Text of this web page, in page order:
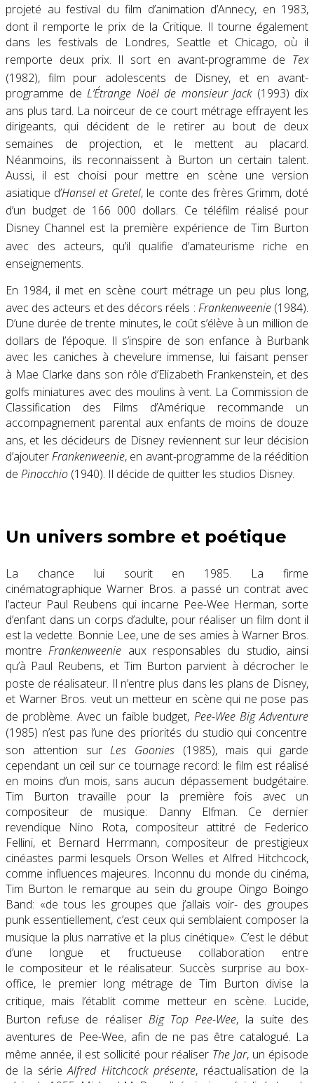
projeté au festival du film d’animation d’Annecy, en 1983,
dont il remporte le prix de la Critique. Il tourne également
dans les festivals de Londres, Seattle et Chicago, où il
remporte deux prix. Il sort en avant-programme de Tex
(1982), film pour adolescents de Disney, et en avant-
programme de L’Étrange Noël de monsieur Jack(1993) dix
ans plus tard. La noirceur de ce court métrage effrayent les
dirigeants, qui décident de le retirer au bout de deux
semaines de projection, et le mettent au placard.
Néanmoins, ils reconnaissent à Burton un certain talent.
Aussi, il est choisi pour mettre en scène une version
asiatique d’Hansel et Gretel, le conte des frères Grimm, doté
d’un budget de 166 000 dollars. Ce téléfilm réalisé pour
Disney Channel est la première expérience de Tim Burton
avec des acteurs, qu’il qualifie d’amateurisme riche en
enseignements.
En 1984, il met en scène court métrage un peu plus long,
avec des acteurs et des décors réels : Frankenweenie(1984).
D’une durée de trente minutes, le coût s’élève à un million de
dollars de l’époque. Il s’inspire de son enfance à Burbank
avec les caniches à chevelure immense, lui faisant penser
à Mae Clarke dans son rôle d’Elizabeth Frankenstein, et des
golfs miniatures avec des moulins à vent. La Commission de
Classification des Films d’Amérique recommande un
accompagnement parental aux enfants de moins de douze
ans, et les décideurs de Disney reviennent sur leur décision
d’ajouterFrankenweenie, en avant-programme de la réédition
de Pinocchio (1940). Il décide de quitter les studios Disney.
Un univers sombre et poétique
La chance lui sourit en 1985. La firme
cinématographique Warner Bros. a passé un contrat avec
l’acteur Paul Reubens qui incarne Pee-Wee Herman, sorte
d’enfant dans un corps d’adulte, pour réaliser un film dont il
est la vedette. Bonnie Lee, une de ses amies à Warner Bros.
montreFrankenweenie aux responsables du studio, ainsi
qu’à Paul Reubens, et Tim Burton parvient à décrocher le
poste de réalisateur. Il n’entre plus dans les plans de Disney,
et Warner Bros. veut un metteur en scène qui ne pose pas
de problème. Avec un faible budget, Pee-Wee Big Adventure
(1985) n’est pas l’une des priorités du studio qui concentre
son attention surLes Goonies (1985), mais qui garde
cependant un œil sur ce tournage record: le film est réalisé
en moins d’un mois, sans aucun dépassement budgétaire.
Tim Burton travaille pour la première fois avec un
compositeur de musique: Danny Elfman. Ce dernier
revendique Nino Rota, compositeur attitré de Federico
Fellini, et Bernard Herrmann, compositeur de prestigieux
cinéastes parmi lesquels Orson Welles et Alfred Hitchcock,
comme influences majeures. Inconnu du monde du cinéma,
Tim Burton le remarque au sein du groupe Oingo Boingo
Band: «de tous les groupes que j’allais voir- des groupes
punk essentiellement, c’est ceux qui semblaient composer la
musique la plus narrative et la plus cinétique». C’est le début
d’une longue et fructueuse collaboration entre
le compositeur et le réalisateur. Succès surprise au box-
office, le premier long métrage de Tim Burton divise la
critique, mais l’établit comme metteur en scène. Lucide,
Burton refuse de réaliser Big Top Pee-Wee, la suite des
aventures de Pee-Wee, afin de ne pas être catalogué. La
même année, il est sollicité pour réaliser The Jar, un épisode
de la sérieAlfred Hitchcock présente, réactualisation de la